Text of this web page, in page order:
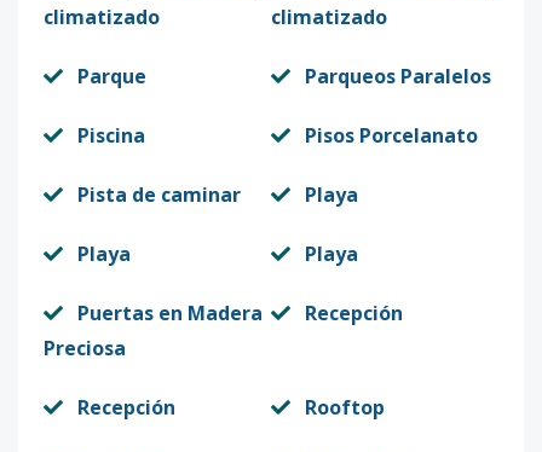
climatizado
climatizado
Parque Parqueos Paralelos
Piscina Pisos Porcelanato
Pista de caminar Playa
Playa Playa
Puertas en Madera
Preciosa
Recepción
Recepción Rooftop